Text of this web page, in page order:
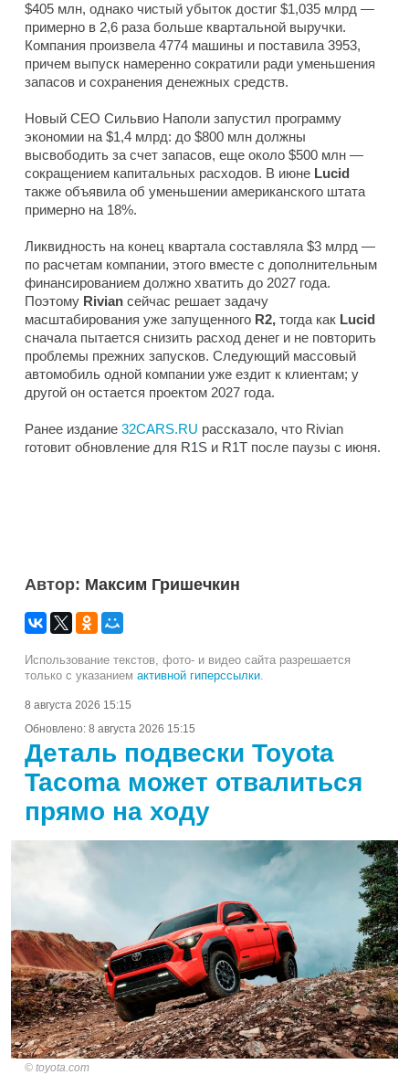
$405 млн, однако чистый убыток достиг $1,035 млрд —
примерно в 2,6 раза больше квартальной выручки.
Компания произвела 4774 машины и поставила 3953,
причем выпуск намеренно сократили ради уменьшения
запасов и сохранения денежных средств.
Новый CEO Сильвио Наполи запустил программу
экономии на $1,4 млрд: до $800 млн должны
высвободить за счет запасов, еще около $500 млн —
сокращением капитальных расходов. В июне Lucid
также объявила об уменьшении американского штата
примерно на 18%.
Ликвидность на конец квартала составляла $3 млрд —
по расчетам компании, этого вместе с дополнительным
финансированием должно хватить до 2027 года.
Поэтому Rivian сейчас решает задачу
масштабирования уже запущенного R2, тогда как Lucid
сначала пытается снизить расход денег и не повторить
проблемы прежних запусков. Следующий массовый
автомобиль одной компании уже ездит к клиентам; у
другой он остается проектом 2027 года.
Ранее издание 32CARS.RU рассказало, что Rivian
готовит обновление для R1S и R1T после паузы с июня.
Автор: Максим Гришечкин
Использование текстов, фото- и видео сайта разрешается
только с указанием активной гиперссылки.
8 августа 2026 15:15
Обновлено: 8 августа 2026 15:15
Деталь подвески Toyota
Tacoma может отвалиться
прямо на ходу
toyota.com